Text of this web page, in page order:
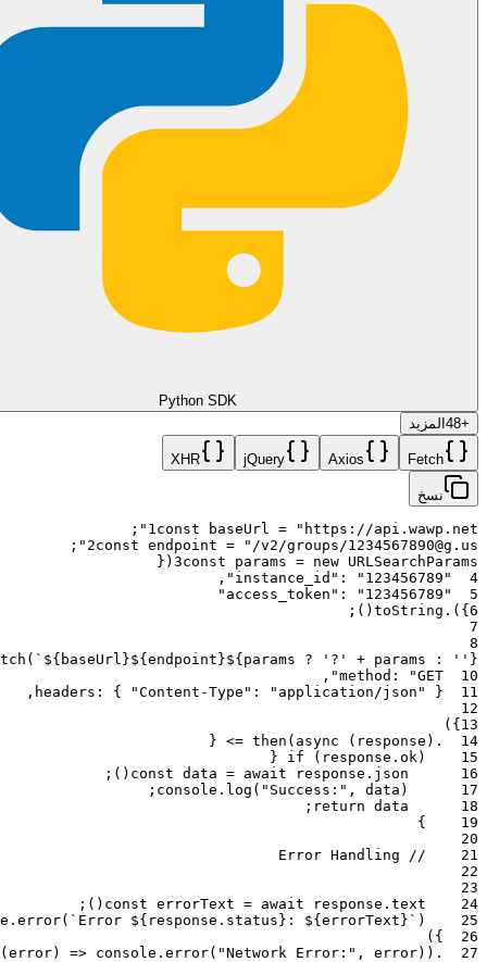
Python SDK
+
48المزيد
Fetch
Axios
jQuery
XHR
نسخ
1 const baseUrl = "https://api.wawp.net"
;
2const endpoint = "/v2/groups/1234567890@g.us"
;
3const params = new URLSearchParams
(
{
4
"instance_id"
: "123456789"
,
5
"access_token"
:
"123456789"
6
}
)
.
toString
(
)
;
7
8
( `${baseUrl}${endpoint}${params ? '?' + params : ''}`
10
method : "GET"
,
11
headers : { "Content-Type" : "application/json" }
,
12
13
}
)
14
.
then ( async ( response )
=>
{
15
if ( response . ok )
{
16
const data = await response . json
(
)
;
17
console . log ( "Success:" , data )
;
18
return data
;
19
}
20
21
// Error Handling
22
23
24
const errorText = await response . text
(
)
;
25
. error( `Error ${response.status}: ${errorText}` )
26
}
)
27
.
(error) => console . error( "Network Error:" , error) )